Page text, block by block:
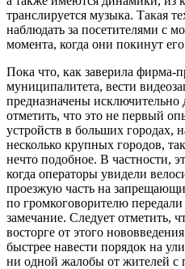
транслируется музыка. Такая
наблюдать за посетителями с
момента, когда они покинут
Пока что, как заверила фирма-
муниципалитета, вести
предназначены исключительно
отметить, что это не первый
устройств в больших городах,
несколько крупных городов,
нечто подобное. В частности,
когда операторы увидели
проезжую часть на
по громкоговорителю
замечание. Следует отметить,
восторге от этого
быстрее навести порядок на
ни одной жалобы от жителей с